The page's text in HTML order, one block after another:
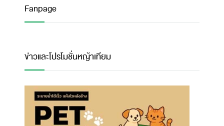
Fanpage
ข่าวและโปรโมชั่นหญ้าเทียม